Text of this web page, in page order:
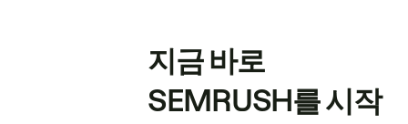
지금 바로
SEMRUSH를 시작